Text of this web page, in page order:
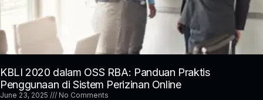
KBLI 2020 dalam OSS RBA: Panduan Praktis
Penggunaan di Sistem Perizinan Online
June 23, 2025 No Comments